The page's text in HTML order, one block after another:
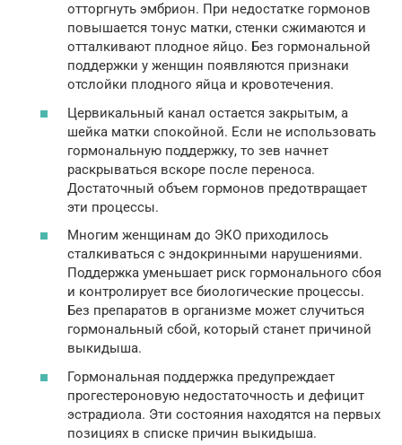
отторгнуть эмбрион. При недостатке гормонов
повышается тонус матки, стенки сжимаются и
отталкивают плодное яйцо. Без гормональной
поддержки у женщин появляются признаки
отслойки плодного яйца и кровотечения.
Цервикальный канал остается закрытым, а
шейка матки спокойной. Если не использовать
гормональную поддержку, то зев начнет
раскрываться вскоре после переноса.
Достаточный объем гормонов предотвращает
эти процессы.
Многим женщинам до ЭКО приходилось
сталкиваться с эндокринными нарушениями.
Поддержка уменьшает риск гормонального сбоя
и контролирует все биологические процессы.
Без препаратов в организме может случиться
гормональный сбой, который станет причиной
выкидыша.
Гормональная поддержка предупреждает
прогестероновую недостаточность и дефицит
эстрадиола. Эти состояния находятся на первых
позициях в списке причин выкидыша.